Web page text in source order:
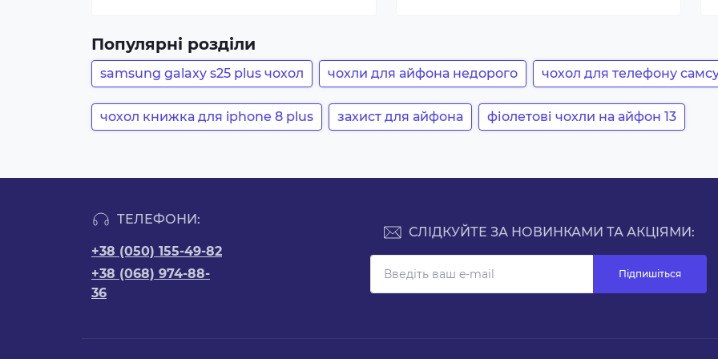
Популярні розділи
samsung galaxy s25 plus чохол чохли для айфона недорого чохол для телефону
чохол книжка для iphone 8 plus захист для айфона фіолетові чохли на айфон 13
ТЕЛЕФОНИ:
+38 (050) 155-49-82
+38 (068) 974-88-
36
СЛІДКУЙТЕ ЗА НОВИНКАМИ ТА АКЦІЯМИ:
Підпишіться